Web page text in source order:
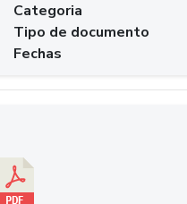
Categoria
Tipo de documento
Fechas